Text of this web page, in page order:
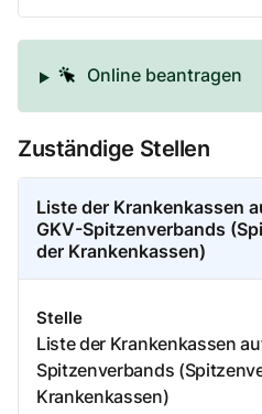
Online beantragen
Zuständige Stellen
Liste der Krankenkassen
GKV-Spitzenverbands
der Krankenkassen)
Stelle
Liste der Krankenkassen
Spitzenverbands
Krankenkassen)